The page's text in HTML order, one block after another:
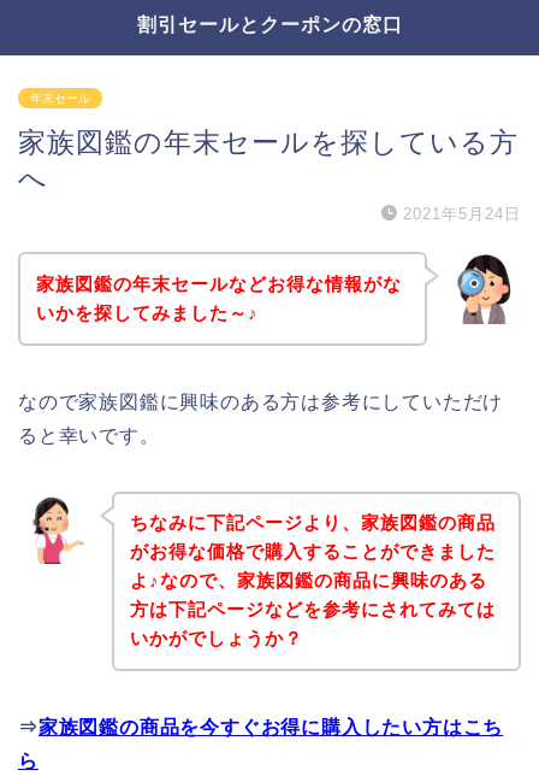
割引セールとクーポンの窓口
年末セール
家族図鑑の年末セールを探している方
へ
2021年5月24日
家族図鑑の年末セールなどお得な情報がな
いかを探してみました～♪
なので家族図鑑に興味のある方は参考にしていただけ
ると幸いです。
ちなみに下記ページより、家族図鑑の商品
がお得な価格で購入することができました
よ♪なので、家族図鑑の商品に興味のある
方は下記ページなどを参考にされてみては
いかがでしょうか？
⇒家族図鑑の商品を今すぐお得に購入したい方はこち
ら